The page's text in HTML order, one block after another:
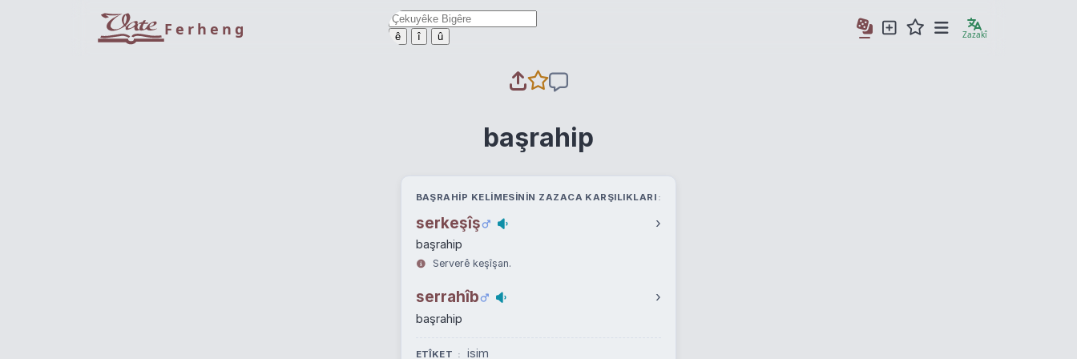
Ferheng ê î û Zazakî
başrahip
BAŞRAHIP KELIMESININ ZAZACA KARŞILIKLARI
serkeşîş ›
başrahip
Serverê keşîşan.
serrahîb ›
başrahip
ETÎKET isim